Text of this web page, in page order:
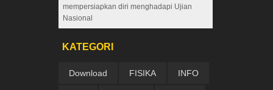
mempersiapkan diri menghadapi Ujian
Nasional
KATEGORI
Download FISIKA INFO